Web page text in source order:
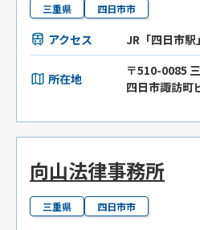
三重県 四日市市
アクセス JR「四日市
所在地
〒510-0085
四日市諏訪町
向山法律事務所
三重県 四日市市